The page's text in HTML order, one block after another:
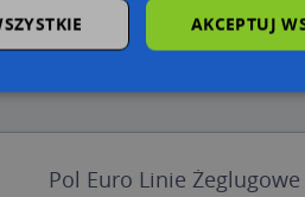
Pol Euro Linie
AKCEPTUJ
funkcji strony internetowej, takich jak